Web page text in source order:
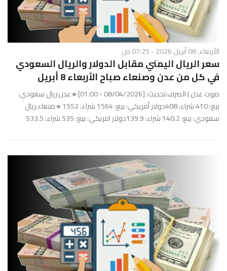
الأربعاء, 08 أبريل 2026 - 07:25 ص
سعر الريال اليمني مقابل الدولار والريال السعودي
في كل من عدن وصنعاء صباح الأربعاء 8 أبريل
صوت عدن | الصرف:تحديث: [08/04/2026 - 01:00]🔸عدن:ريال سعودي:
بيع: 410 شراء: 408دولار أمريكي: بيع: 1564 شراء: 1552🔸صنعاء:ريال
سعودي: بيع: 140.2 شراء: 139.9دولار امريكي: بيع: 535 شراء: 533.5